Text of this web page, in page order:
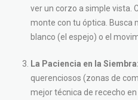
ver un corzo a simple vista.
monte con tu óptica. Busca
blanco (el espejo) o el
La Paciencia en la Siembra:
querenciosos (zonas de
mejor técnica de rececho